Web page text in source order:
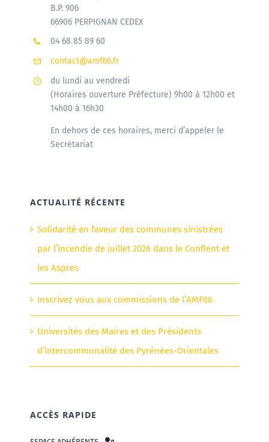
B.P. 906
66906 PERPIGNAN CEDEX
04 68 85 89 60
contact@amf66.fr
du lundi au vendredi
(Horaires ouverture Préfecture) 9h00 à 12h00 et
14h00 à 16h30
En dehors de ces horaires, merci d’appeler le
Secrétariat
ACTUALITÉ RÉCENTE
Solidarité en faveur des communes sinistrées
par l’incendie de juillet 2026 dans le Conflent et
les Aspres
Inscrivez vous aux commissions de l’AMF66
Universités des Maires et des Présidents
d’intercommunalité des Pyrénées-Orientales
ACCÈS RAPIDE